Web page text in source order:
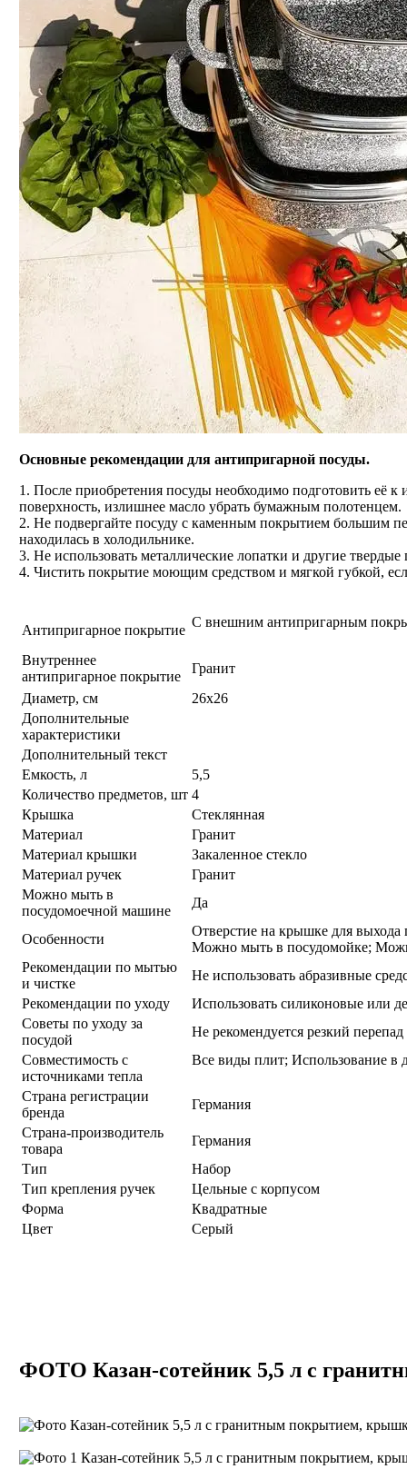
Основные рекомендации для антипригарной посуды.
1. После приобретения посуды необходимо подготовить её
поверхность, излишнее масло убрать бумажным полотенцем.
2. Не подвергайте посуду с каменным покрытием большим
находилась в холодильнике.
3. Не использовать металлические лопатки и другие
4. Чистить покрытие моющим средством и мягкой губкой,
Антипригарное покрытие
С внешним антипригарным
Внутреннее
антипригарное покрытие
Гранит
Диаметр, см
26х26
Дополнительные
характеристики
Дополнительный текст
Емкость, л
5,5
Количество предметов, шт 4
Крышка
Стеклянная
Материал
Гранит
Материал крышки
Закаленное стекло
Материал ручек
Гранит
Можно мыть в
посудомоечной машине
Да
Особенности
Отверстие на крышке для выхода
Можно мыть в посудомойке;
Рекомендации по мытью
и чистке
Не использовать абразивные
Рекомендации по уходу
Использовать силиконовые или
Советы по уходу за
посудой
Не рекомендуется резкий перепад
Совместимость с
источниками тепла
Все виды плит; Использование в
Страна регистрации
бренда
Германия
Страна-производитель
товара
Германия
Тип
Набор
Тип крепления ручек
Цельные с корпусом
Форма
Квадратные
Цвет
Серый
ФОТО Казан-сотейник 5,5 л с